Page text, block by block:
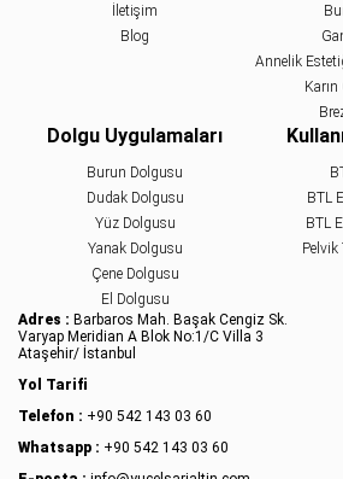
İletişim
Blog
Annelik
Dolgu Uygulamaları
Burun Dolgusu
Dudak Dolgusu
Yüz Dolgusu
Yanak Dolgusu
Çene Dolgusu
El Dolgusu
BTL
BTL
Adres : Barbaros Mah. Başak Cengiz Sk.
Varyap Meridian A Blok No:1/C Villa 3
Ataşehir/ İstanbul
Yol Tarifi
Telefon : +90 542 143 03 60
Whatsapp : +90 542 143 03 60